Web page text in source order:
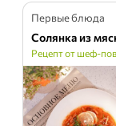
Первые блюда
Рецепт от шеф-